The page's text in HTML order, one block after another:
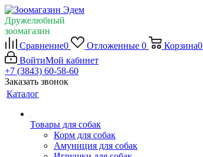
Дружелюбный
зоомагазин
Сравнение0 Отложенные 0 Корзина0
ВойтиМой кабинет
+7 (3843) 60-58-60
Заказать звонок
Каталог
Товары для собак
Корм для собак
Амуниция для собак